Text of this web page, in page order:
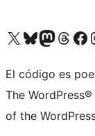
Visit our X (formerly Twitter) account
Visit our Bluesky account
Visit our Mastodon
Visit ourVisita
El código es
The
of the